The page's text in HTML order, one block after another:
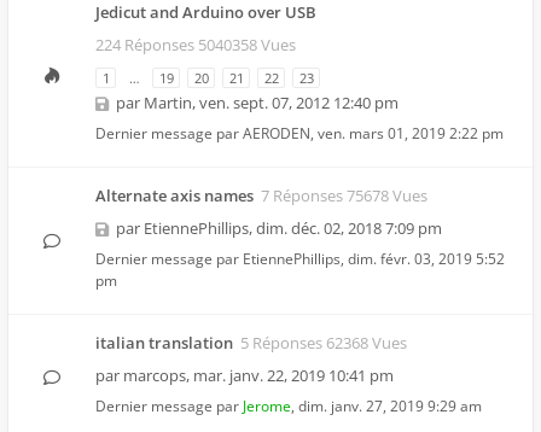
Jedicut and Arduino over USB
224 Réponses 5040358 Vues
1 … 19 20 21 22 23
par Martin,ven. sept. 07, 2012 12:40 pm
Dernier message parAERODEN, ven. mars 01, 2019 2:22 pm
Alternate axis names 7 Réponses 75678 Vues
par EtiennePhillips,dim. déc. 02, 2018 7:09 pm
Dernier message par EtiennePhillips, dim. févr. 03, 2019 5:52
pm
italian translation 5 Réponses 62368 Vues
par marcops, mar. janv. 22, 2019 10:41 pm
Dernier message par Jerome, dim. janv. 27, 2019 9:29 am